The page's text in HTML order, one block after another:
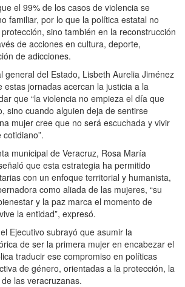
el 99% de los casos de violencia se
familiar, por lo que la política estatal no
sino también en la reconstrucción
de acciones en cultura, deporte,
de adicciones.
general del Estado, Lisbeth Aurelia Jiménez
estas jornadas acercan la justicia a la
que “la violencia no empieza el día que
sino cuando alguien deja de sentirse
mujer cree que no será escuchada y vivir
municipal de Veracruz, Rosa María
que esta estrategia ha permitido
con un enfoque territorial y humanista,
como aliada de las mujeres, “su
y la paz marca el momento de
la entidad”, expresó.
Ejecutivo subrayó que asumir la
de ser la primera mujer en encabezar el
traducir ese compromiso en políticas
de género, orientadas a la protección, la
las veracruzanas.